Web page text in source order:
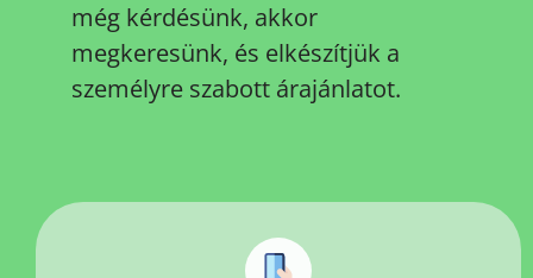
még kérdésünk, akkor
megkeresünk, és elkészítjük a
személyre szabott árajánlatot.